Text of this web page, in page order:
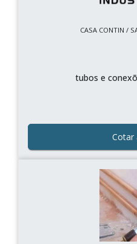
CASA CONTIN /
tubos e
Cotar